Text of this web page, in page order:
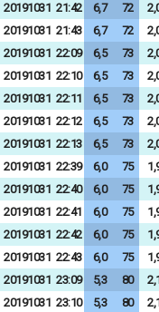
20191031 21:42 6,7 72
20191031 21:43 6,7 72
20191031 22:09 6,5 73
20191031 22:10 6,5 73
20191031 22:11 6,5 73
20191031 22:12 6,5 73
20191031 22:13 6,5 73
20191031 22:39 6,0 75
20191031 22:40 6,0 75
20191031 22:41 6,0 75
20191031 22:42 6,0 75
20191031 22:43 6,0 75
20191031 23:09 5,3 80
20191031 23:10 5,3 80